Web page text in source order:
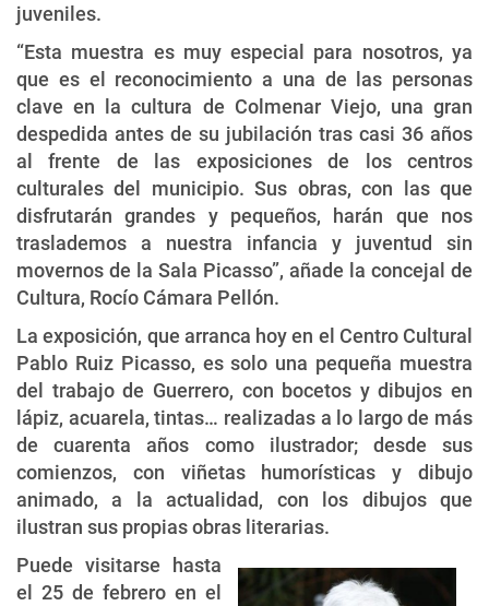
juveniles.
“Esta muestra es muy especial para nosotros, ya
que es el reconocimiento a una de las personas
clave en la cultura de Colmenar Viejo, una gran
despedida antes de su jubilación tras casi 36 años
al frente de las exposiciones de los centros
culturales del municipio. Sus obras, con las que
disfrutarán grandes y pequeños, harán que nos
traslademos a nuestra infancia y juventud sin
movernos de la Sala Picasso”, añade la concejal de
Cultura, Rocío Cámara Pellón.
La exposición, que arranca hoy en el Centro Cultural
Pablo Ruiz Picasso, es solo una pequeña muestra
del trabajo de Guerrero, con bocetos y dibujos en
lápiz, acuarela, tintas… realizadas a lo largo de más
de cuarenta años como ilustrador; desde sus
comienzos, con viñetas humorísticas y dibujo
animado, a la actualidad, con los dibujos que
ilustran sus propias obras literarias.
Puede visitarse hasta
el 25 de febrero en el